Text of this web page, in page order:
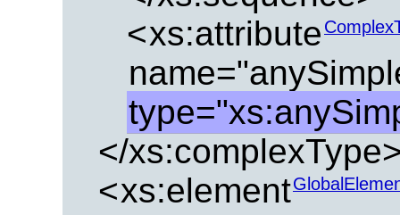
<xs:attribute
</
<xs:element